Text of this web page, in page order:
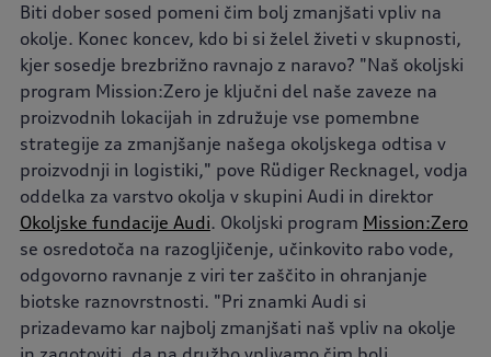
Biti dober sosed pomeni čim bolj zmanjšati vpliv na
okolje. Konec koncev, kdo bi si želel živeti v skupnosti,
kjer sosedje brezbrižno ravnajo z naravo? "Naš okoljski
program Mission:Zero je ključni del naše zaveze na
proizvodnih lokacijah in združuje vse pomembne
strategije za zmanjšanje našega okoljskega odtisa v
proizvodnji in logistiki," pove Rüdiger Recknagel, vodja
oddelka za varstvo okolja v skupini Audi in direktor
Okoljske fundacije Audi. Okoljski program Mission:Zero
se osredotoča na razogljičenje, učinkovito rabo vode,
odgovorno ravnanje z viri ter zaščito in ohranjanje
biotske raznovrstnosti. "Pri znamki Audi si
prizadevamo kar najbolj zmanjšati naš vpliv na okolje